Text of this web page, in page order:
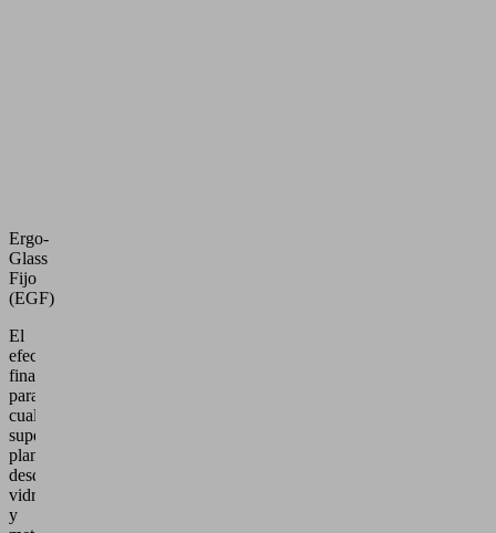
Ergo-
Glass
Fijo
(EGF)
El
efector
final
para
cualquier
superficie
plana,
desde
vidrio
y